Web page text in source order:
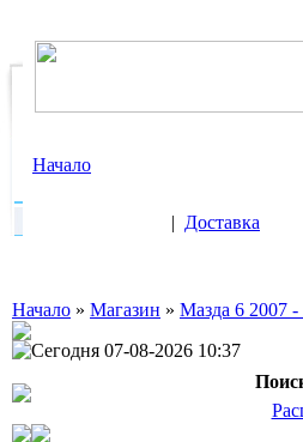
Начало
| Доставка
Начало » Магазин » Мазда 6 2007 -
Сегодня 07-08-2026 10:37